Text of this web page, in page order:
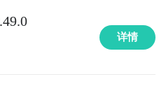
化的金融理财应用，根据
提供个性化的理财建议和投
详情